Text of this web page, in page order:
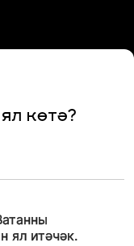
көтә?
ял итәчәк.